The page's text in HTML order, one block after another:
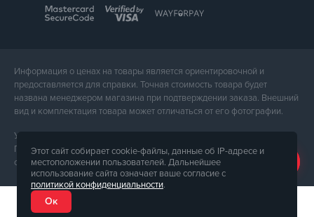
Информация о ценах на товары является ориентировочной и
предоставляется для справки. Точная стоимость товара будет
названа менеджером магазина при подтверждении заказа. Внешний
вид и комплектация товара может отличаться от его фотографии.
Услуги предоставляет ФЛП Тюпа Петр Павлович, ИПН 2770105454.
Политика конфиденциальности доступна поссылке. Публичная
оферта доступна поссылке.
Этот сайт собирает cookie-файлы, данные об IP-адресе и
местоположении пользователей. Дальнейшее
использование сайта означает ваше согласие с
политикой конфиденциальности.
Ок